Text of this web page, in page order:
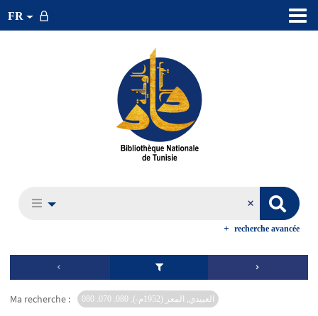
FR
recherche avancée
Ma recherche : العبيدي, المعز (1952م-). 080. 070. 080